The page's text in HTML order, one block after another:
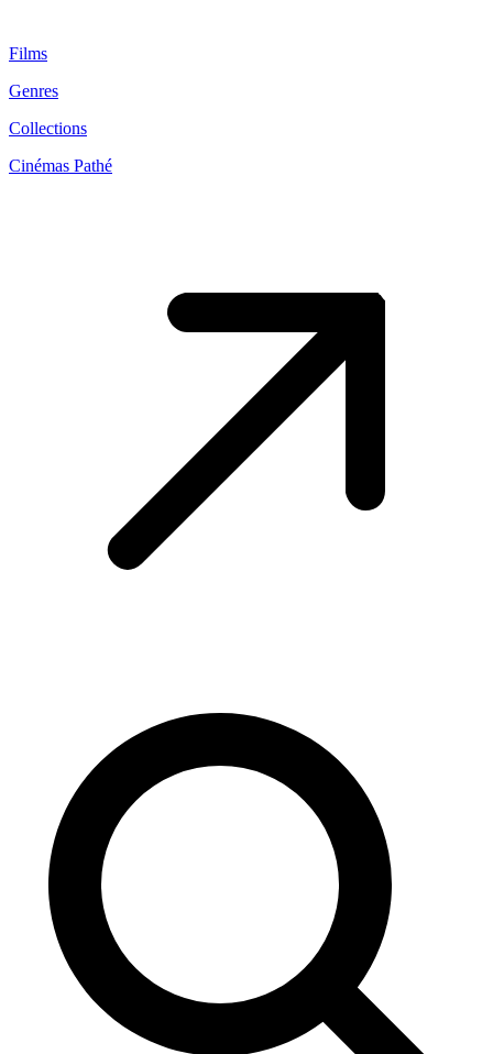
Films
Genres
Collections
Cinémas Pathé